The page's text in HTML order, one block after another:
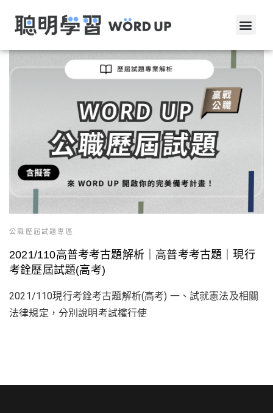
公職歷屆試題專區
2021/110高普考考古題解析｜高普考考古題｜現行
考銓歷屆試題(高考)
2021/110現行考銓考古題解析(高考) 一、試就憲法及相關
法律規定，分別說明考試權行使